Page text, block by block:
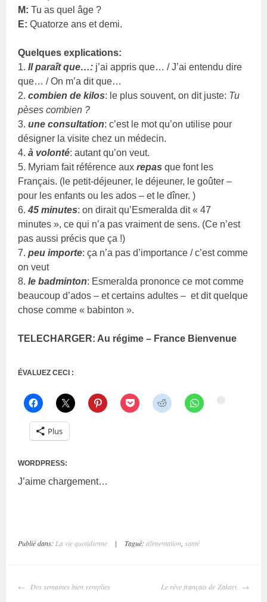
M: Tu as quel âge ?
E: Quatorze ans et demi.
Quelques explications:
1.Il paraît que…: j’ai appris que… / J’ai entendu dire
que… / On m’a dit que…
2.combien de kilos: le plus souvent, on dit juste: Tu
pèses combien ?
3.une consultation: c’est le mot qu’on utilise pour
désigner la visite chez un médecin.
4.à volonté: autant qu’on veut.
5. Myriam fait référence auxrepas que font les
Français. (le petit-déjeuner, le déjeuner, le goûter –
pour les enfants ou les ados – et le dîner. )
6.45 minutes: on dirait qu’Esmeralda dit « 47
minutes », ce qui n’a pas vraiment de sens. (Ce n’est
pas aussi précis que ça !)
7.peu importe: ça n’a pas d’importance / c’est comme
on veut
8.le badminton: Esmeralda prononce ce mot comme
beaucoup d’ados – et certains adultes – et dit quelque
chose comme « babinton ».
TELECHARGER: Au régime – France Bienvenue
ÉVALUEZ CECI :
Plus
WORDPRESS:
J’aime chargement…
Publié dans: La vie quotidienne | Tagué:alimentation ,santé
Des semaines bien remplies Le rêve français de Zakari